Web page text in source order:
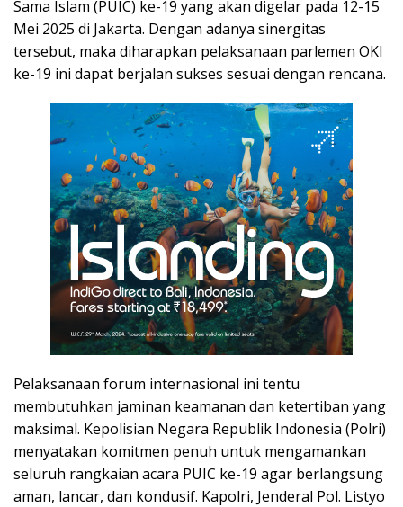
Sama Islam (PUIC) ke-19 yang akan digelar pada 12-15
Mei 2025 di Jakarta. Dengan adanya sinergitas
tersebut, maka diharapkan pelaksanaan parlemen OKI
ke-19 ini dapat berjalan sukses sesuai dengan rencana.
Pelaksanaan forum internasional ini tentu
membutuhkan jaminan keamanan dan ketertiban yang
maksimal. Kepolisian Negara Republik Indonesia (Polri)
menyatakan komitmen penuh untuk mengamankan
seluruh rangkaian acara PUIC ke-19 agar berlangsung
aman, lancar, dan kondusif. Kapolri, Jenderal Pol. Listyo